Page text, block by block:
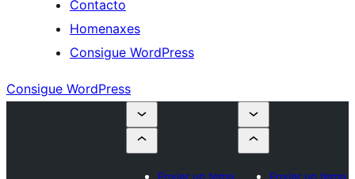
Contacto
Homenaxes
Consigue WordPress
Consigue WordPress
Enviar un tema
Enviar un tema